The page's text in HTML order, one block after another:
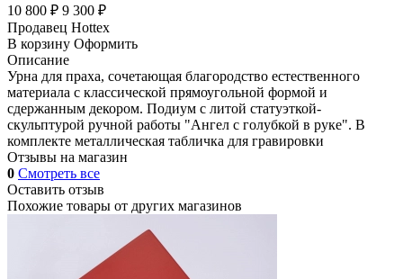
10 800 ₽ 9 300 ₽
Продавец Hottex
В корзину Оформить
Описание
Урна для праха, сочетающая благородство естественного
материала с классической прямоугольной формой и
сдержанным декором. Подиум с литой статуэткой-
скульптурой ручной работы "Ангел с голубкой в руке". В
комплекте металлическая табличка для гравировки
Отзывы на магазин
0 Смотреть все
Оставить отзыв
Похожие товары от других магазинов